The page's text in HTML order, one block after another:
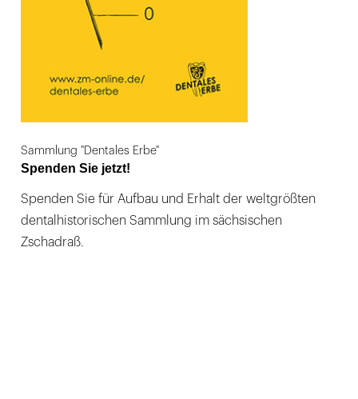
Sammlung "Dentales Erbe"
Spenden Sie jetzt!
Spenden Sie für Aufbau und Erhalt der weltgrößten
dentalhistorischen Sammlung im sächsischen
Zschadraß.